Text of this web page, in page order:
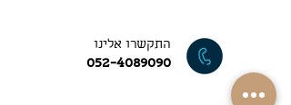
התקשרו אלינו
052-4089090